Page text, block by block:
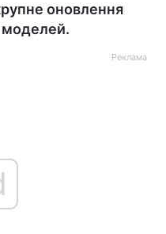
оновлення
моделей.
Реклама